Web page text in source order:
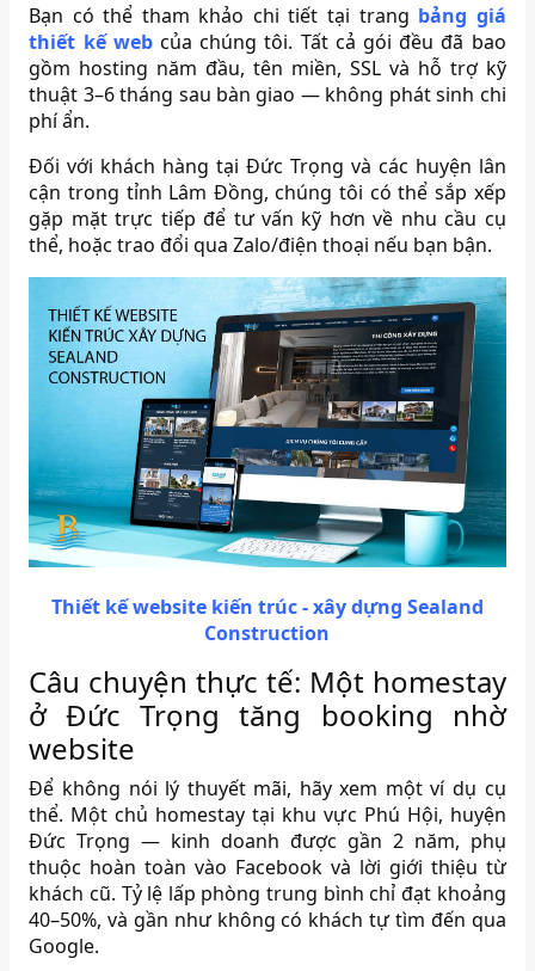
Bạn có thể tham khảo chi tiết tại trang bảng giá
thiết kế webcủa chúng tôi. Tất cả gói đều đã bao
gồm hosting năm đầu, tên miền, SSL và hỗ trợ kỹ
thuật 3–6 tháng sau bàn giao — không phát sinh chi
phí ẩn.
Đối với khách hàng tại Đức Trọng và các huyện lân
cận trong tỉnh Lâm Đồng, chúng tôi có thể sắp xếp
gặp mặt trực tiếp để tư vấn kỹ hơn về nhu cầu cụ
thể, hoặc trao đổi qua Zalo/điện thoại nếu bạn bận.
Thiết kế website kiến trúc - xây dựng Sealand
Construction
Câu chuyện thực tế: Một homestay
ở Đức Trọng tăng booking nhờ
website
Để không nói lý thuyết mãi, hãy xem một ví dụ cụ
thể. Một chủ homestay tại khu vực Phú Hội, huyện
Đức Trọng — kinh doanh được gần 2 năm, phụ
thuộc hoàn toàn vào Facebook và lời giới thiệu từ
khách cũ. Tỷ lệ lấp phòng trung bình chỉ đạt khoảng
40–50%, và gần như không có khách tự tìm đến qua
Google.